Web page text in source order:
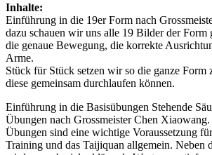
Inhalte:
Einführung in die 19er Form nach
dazu schauen wir uns alle 19 Bilder der Form
die genaue Bewegung, die korrekte
Arme.
Stück für Stück setzen wir so die ganze Form
diese gemeinsam durchlaufen können.
Einführung in die Basisübungen Stehende
Übungen nach Grossmeister Chen
Übungen sind eine wichtige Voraussetzung
Training und das Taijiquan allgemein. Neben